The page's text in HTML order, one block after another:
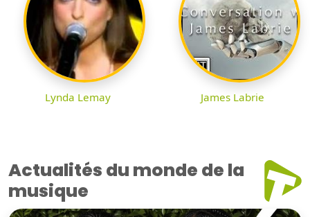
Lynda Lemay James Labrie
Actualités du monde de la
musique